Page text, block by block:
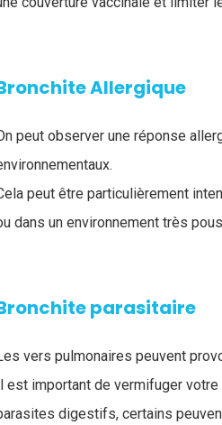
Allergique
peut observer une réponse
peut être particulièrement
dans un environnement très
parasitaire
vers pulmonaires peuvent
est important de vermifuger
digestifs, certains